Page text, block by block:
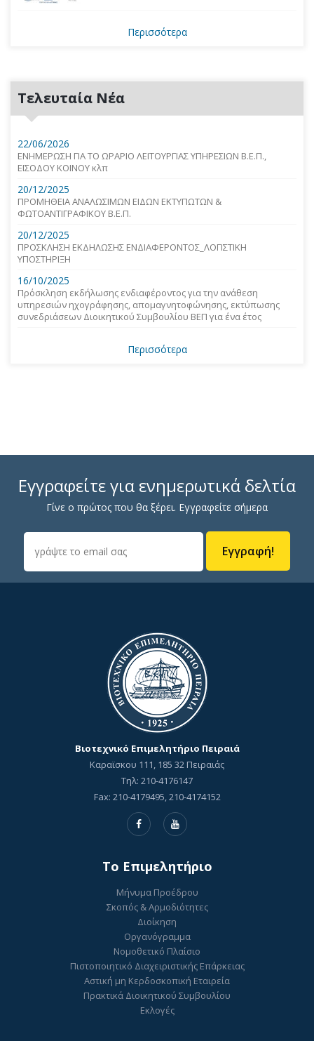
Περισσότερα
Τελευταία Νέα
22/06/2026
ΕΝΗΜΕΡΩΣΗ ΓΙΑ ΤΟ ΩΡΑΡΙΟ ΛΕΙΤΟΥΡΓΙΑΣ ΥΠΗΡΕΣΙΩΝ Β.Ε.Π.,
ΕΙΣΟΔΟΥ ΚΟΙΝΟΥ κλπ
20/12/2025
ΠΡΟΜΗΘΕΙΑ ΑΝΑΛΩΣΙΜΩΝ ΕΙΔΩΝ ΕΚΤΥΠΩΤΩΝ &
ΦΩΤΟΑΝΤΙΓΡΑΦΙΚΟΥ Β.Ε.Π.
20/12/2025
ΠΡΟΣΚΛΗΣΗ ΕΚΔΗΛΩΣΗΣ ΕΝΔΙΑΦΕΡΟΝΤΟΣ_ΛΟΓΙΣΤΙΚΗ
ΥΠΟΣΤΗΡΙΞΗ
16/10/2025
Πρόσκληση εκδήλωσης ενδιαφέροντος για την ανάθεση
υπηρεσιών ηχογράφησης, απομαγνητοφώνησης, εκτύπωσης
συνεδριάσεων Διοικητικού Συμβουλίου ΒΕΠ για ένα έτος
Περισσότερα
Εγγραφείτε για ενημερωτικά δελτία
Γίνε ο πρώτος που θα ξέρει. Εγγραφείτε σήμερα
Εγγραφή!
Βιοτεχνικό Επιμελητήριο Πειραιά
Καραϊσκου 111, 185 32 Πειραιάς
Τηλ: 210-4176147
Fax: 210-4179495, 210-4174152
To Επιμελητήριο
Μήνυμα Προέδρου
Σκοπός & Αρμοδιότητες
Διοίκηση
Οργανόγραμμα
Νομοθετικό Πλαίσιο
Πιστοποιητικό Διαχειριστικής Επάρκειας
Αστική μη Κερδοσκοπική Εταιρεία
Πρακτικά Διοικητικού Συμβουλίου
Εκλογές